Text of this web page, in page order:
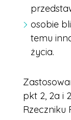
osobie
temu
życia.
pkt 2, 2a i
Rzeczniku